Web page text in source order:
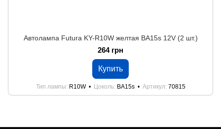
Автолампа Futura KY-R10W желтая BA15s 12V (2 шт.)
264 грн
Купить
Тип лампы R10W Цоколь BA15s Артикул 70815